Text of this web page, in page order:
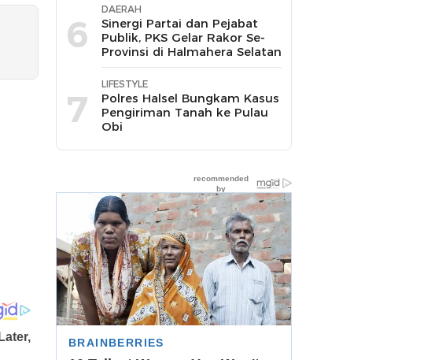
6
DAERAH
Sinergi Partai dan Pejabat
Publik, PKS Gelar Rakor Se-
Provinsi di Halmahera Selatan
7
LIFESTYLE
Polres Halsel Bungkam Kasus
Pengiriman Tanah ke Pulau
Obi